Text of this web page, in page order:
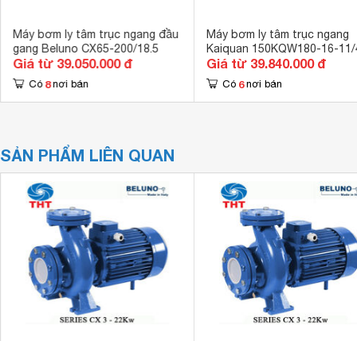
Máy bơm ly tâm trục ngang đầu
gang Beluno CX65-200/18.5
Giá từ 39.050.000 đ
Có 8 nơi bán
Máy bơm ly tâm trục ngang
Kaiquan 150KQW180-16-
Giá từ 39.840.000 đ
Có 6 nơi bán
SẢN PHẨM LIÊN QUAN